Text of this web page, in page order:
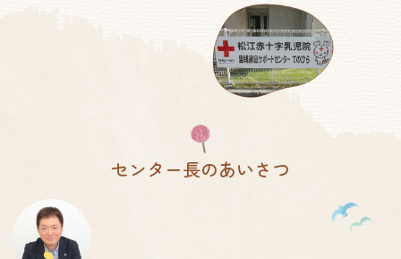
センター長のあいさつ